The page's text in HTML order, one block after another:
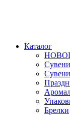
Каталог
Брелки